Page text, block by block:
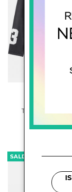
€ 174.00 -
SALDI